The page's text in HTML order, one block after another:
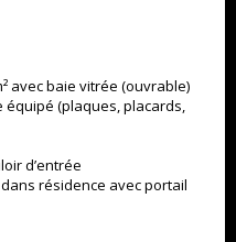
avec baie vitrée (ouvrable)
équipé (plaques, placards,
d’entrée
résidence avec portail